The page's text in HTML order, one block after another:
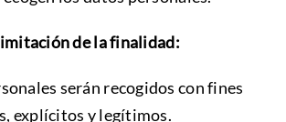
de la finalidad:
serán recogidos con fines
explícitos y legítimos.